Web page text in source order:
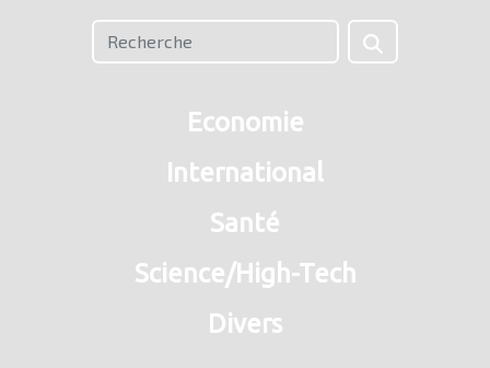
Economie
International
Santé
Science/High-Tech
Divers